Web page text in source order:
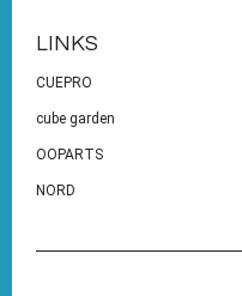
LINKS
CUEPRO
cube garden
OOPARTS
NORD